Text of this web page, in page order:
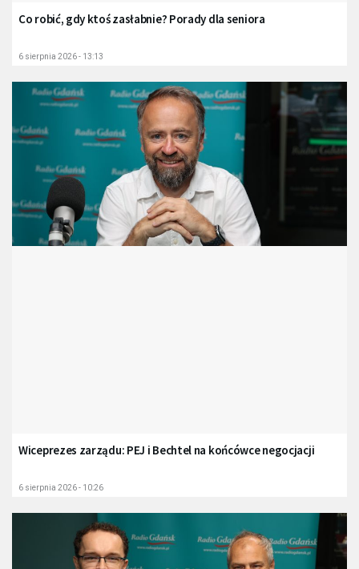
Co robić, gdy ktoś zasłabnie? Porady dla seniora
6 sierpnia 2026 - 13:13
Wiceprezes zarządu: PEJ i Bechtel na końcówce negocjacji
6 sierpnia 2026 - 10:26